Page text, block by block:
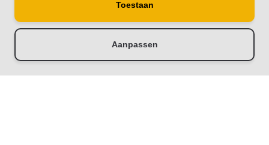
-
© Copyright 2026
Rolluiken33 | Thuis in rolluiken
Toestaan
Aanpassen